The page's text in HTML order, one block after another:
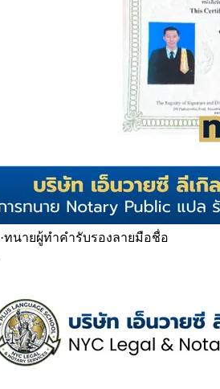
·ทนายผู้ทำคำรับรองลายมือชื่อ